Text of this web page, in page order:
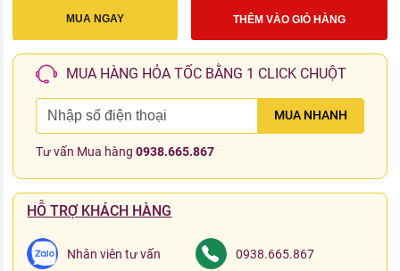
MUA NGAY THÊM VÀO GIỎ HÀNG
MUA HÀNG HỎA TỐC BẰNG 1 CLICK CHUỘT
MUA NHANH
Tư vấn Mua hàng0938.665.867
HỖ TRỢ KHÁCH HÀNG
Nhân viên tư vấn 0938.665.867